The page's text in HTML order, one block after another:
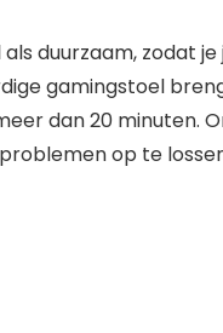
duurzaam, zodat
gamingstoel
dan 20 minuten.
op te